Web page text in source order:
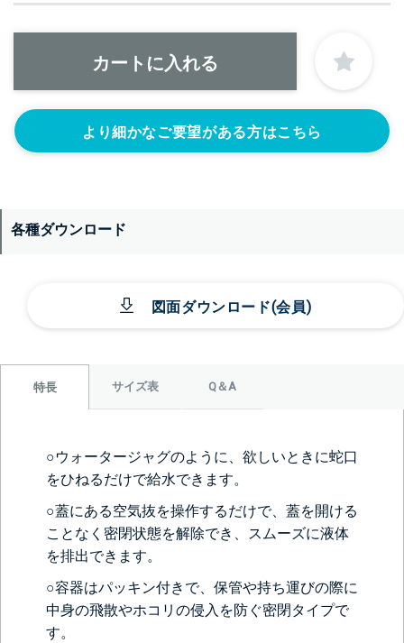
より細かなご要望がある方はこちら
各種ダウンロード
図面ダウンロード(会員)
特長 サイズ表 Q＆A
○ウォータージャグのように、欲しいときに蛇口
をひねるだけで給水できます。
○蓋にある空気抜を操作するだけで、蓋を開ける
ことなく密閉状態を解除でき、スムーズに液体
を排出できます。
○容器はパッキン付きで、保管や持ち運びの際に
中身の飛散やホコリの侵入を防ぐ密閉タイプで
す。